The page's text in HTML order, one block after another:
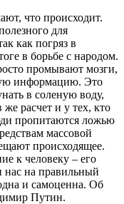
что происходит.
для
как погряз в
в борьбе с народом.
промывают мозги,
информацию. Это
в соленую воду,
расчет и у тех, кто
пропитаются ложью
массовой
происходящее.
к человеку – его
нас на правильный
и самоценна. Об
Путин.